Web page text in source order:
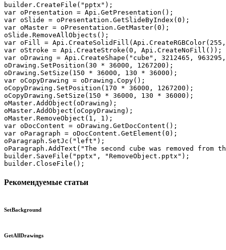
builder.CreateFile("pptx");
var oPresentation = Api.GetPresentation();
var oSlide = oPresentation.GetSlideByIndex(0);
var oMaster = oPresentation.GetMaster(0);
oSlide.RemoveAllObjects();
var oFill =
var oStroke = Api.CreateStroke(0, Api.CreateNoFill());
var oDrawing = Api.CreateShape("cube", 3212465,
oDrawing.SetPosition(30 * 36000, 1267200);
oDrawing.SetSize(150 * 36000, 130 * 36000);
var oCopyDrawing = oDrawing.Copy();
oCopyDrawing.SetPosition(170 * 36000, 1267200);
oCopyDrawing.SetSize(150 * 36000, 130 * 36000);
oMaster.AddObject(oDrawing);
oMaster.AddObject(oCopyDrawing);
oMaster.RemoveObject(1, 1);
var oDocContent = oDrawing.GetDocContent();
var oParagraph = oDocContent.GetElement(0);
oParagraph.SetJc("left");
oParagraph.AddText("The second cube was removed
builder.SaveFile("pptx", "RemoveObject.pptx");
builder.CloseFile();
Рекомендуемые статьи
SetBackground
GetAllDrawings